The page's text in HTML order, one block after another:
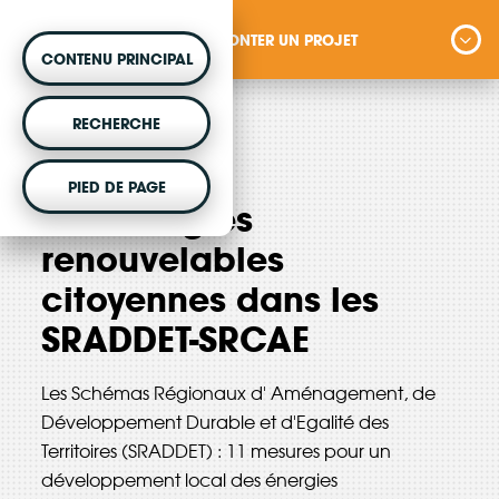
CONTENU PRINCIPAL
RECHERCHE
PIED DE PAGE
MONTER UN PROJET
Vous souhaitez être accompagné dans votre
projet d'énergie renouvelable citoyenne ?
VOTRE ARGENT AGIT
Vous souhaitez placer votre épargne au
DÉCOUVRIR
MONTER UN PROJET
août 2018
Les énergies
renouvelables
citoyennes dans les
SRADDET-SRCAE
Les Schémas Régionaux d' Aménagement, de
Développement Durable et d'Egalité des
Territoires (SRADDET) : 11 mesures pour un
développement local des énergies